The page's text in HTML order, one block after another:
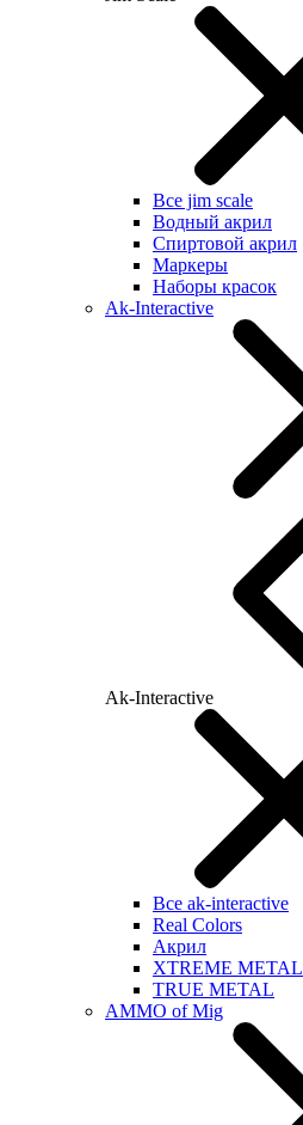
Все jim scale
Водный акрил
Спиртовой акрил
Маркеры
Наборы красок
Ak-Interactive
Ak-Interactive
Все ak-interactive
Real Colors
Акрил
XTREME METAL
TRUE METAL
AMMO of Mig